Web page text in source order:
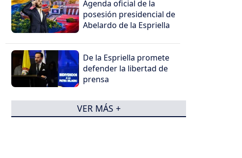
Agenda oficial de la
posesión presidencial de
Abelardo de la Espriella
De la Espriella promete
defender la libertad de
prensa
VER MÁS +